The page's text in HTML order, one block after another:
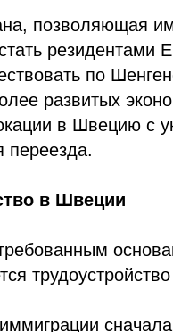
позволяющая
резидентами
по
развитых
в Швецию с
переезда.
в Швеции